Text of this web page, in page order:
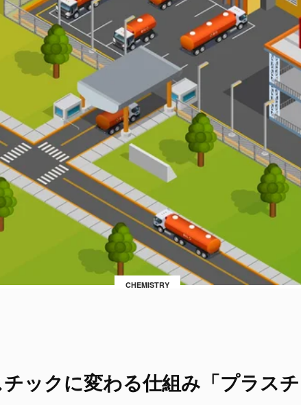
CHEMISTRY
ックに変わる仕組み「プラス